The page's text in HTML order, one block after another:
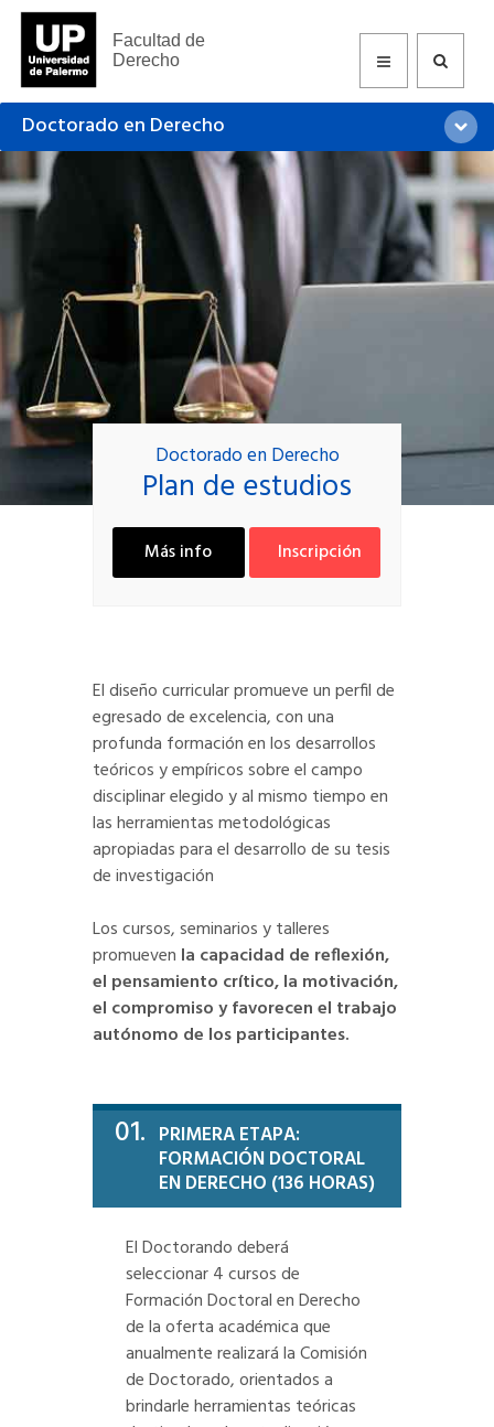
Facultad de
Derecho
Doctorado en Derecho
Doctorado en Derecho
Plan de estudios
Más info Inscripción
El diseño curricular promueve un perfil de
egresado de excelencia, con una
profunda formación en los desarrollos
teóricos y empíricos sobre el campo
disciplinar elegido y al mismo tiempo en
las herramientas metodológicas
apropiadas para el desarrollo de su tesis
de investigación
Los cursos, seminarios y talleres
promueven la capacidad de reflexión,
el pensamiento crítico, la motivación,
el compromiso y favorecen el trabajo
autónomo de los participantes.
01. PRIMERA ETAPA:
FORMACIÓN DOCTORAL
EN DERECHO (136 HORAS)
El Doctorando deberá
seleccionar 4 cursos de
Formación Doctoral en Derecho
de la oferta académica que
anualmente realizará la Comisión
de Doctorado, orientados a
brindarle herramientas teóricas